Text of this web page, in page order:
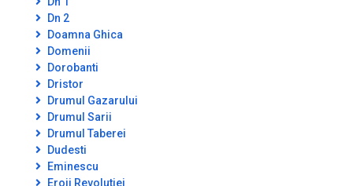
Dn 2
Doamna Ghica
Domenii
Dorobanti
Dristor
Drumul Gazarului
Drumul Sarii
Drumul Taberei
Dudesti
Eminescu
Eroii Revolutiei